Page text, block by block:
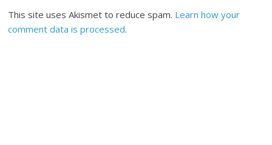
This site uses Akismet to reduce spam. Learn how your
comment data is processed.